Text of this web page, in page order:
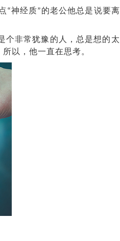
“神经质”的老公他总是说要离
非常犹豫的人，总是想的太
以，他一直在思考。